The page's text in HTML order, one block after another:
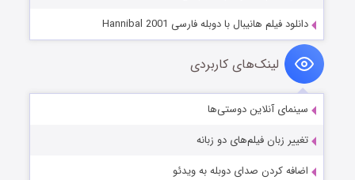
دانلود فیلم هانیبال با دوبله فارسی Hannibal 2001
لینک‌های کاربردی
سینمای آنلاین دوستی‌ها
تغییر زبان فیلم‌های دو زبانه
اضافه کردن صدای دوبله به ویدئو